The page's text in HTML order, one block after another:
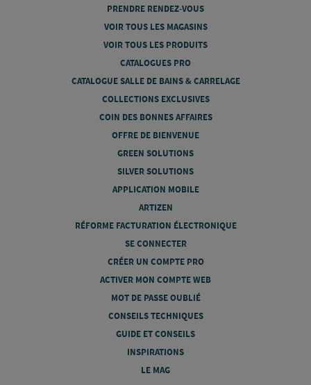
PRENDRE RENDEZ-VOUS
VOIR TOUS LES MAGASINS
VOIR TOUS LES PRODUITS
CATALOGUES PRO
CATALOGUE SALLE DE BAINS & CARRELAGE
COLLECTIONS EXCLUSIVES
COIN DES BONNES AFFAIRES
OFFRE DE BIENVENUE
GREEN SOLUTIONS
SILVER SOLUTIONS
APPLICATION MOBILE
ARTIZEN
RÉFORME FACTURATION ÉLECTRONIQUE
SE CONNECTER
CRÉER UN COMPTE PRO
ACTIVER MON COMPTE WEB
MOT DE PASSE OUBLIÉ
CONSEILS TECHNIQUES
GUIDE ET CONSEILS
INSPIRATIONS
LE MAG